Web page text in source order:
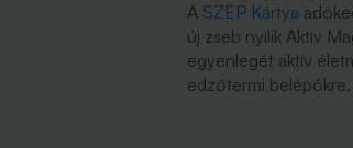
A SZÉP Kártya
új zseb nyílik Aktív
egyenlegét aktív
edzőtermi